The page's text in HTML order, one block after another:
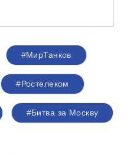
#МирТанков
#Ростелеком
#Битва за Москву